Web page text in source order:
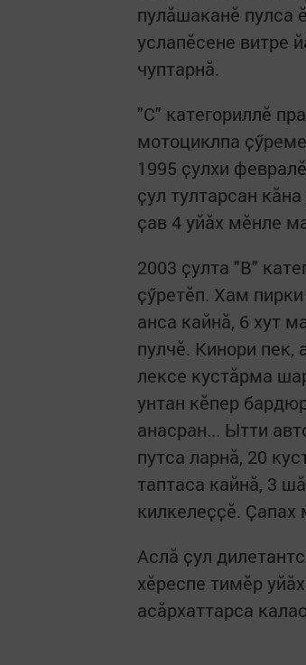
пулӑшаканӗ пулса
услапӗсене витре
чуптарнӑ.
"С" категориллӗ
мотоциклпа
1995 ҫулхи
ҫул тултарсан
ҫав 4 уйӑх мӗнле
2003 ҫулта "В"
ҫӳретӗп. Хам
анса кайнӑ, 6 хут
пулчӗ. Кинори пек,
лексе кустӑрма
унтан кӗпер
анасран... Ытти
путса ларнӑ, 20
таптаса кайнӑ, 3
килкелеҫҫӗ.
Аслӑ ҫул
хӗреспе тимӗр
асӑрхаттарса